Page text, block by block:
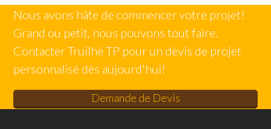
Nous avons hâte de commencer votre projet!
Grand ou petit, nous pouvons tout faire.
Contacter Truilhé TP pour un devis de projet
personnalisé dès aujourd'hui!
Demande de Devis